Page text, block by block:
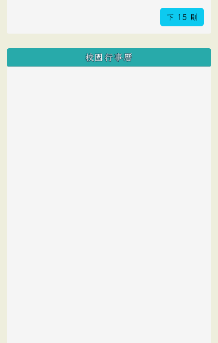
下 15 則
校園行事曆